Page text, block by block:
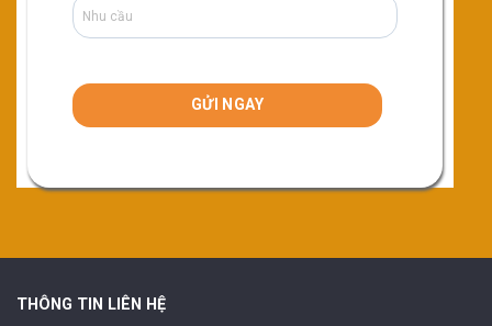
THÔNG TIN LIÊN HỆ